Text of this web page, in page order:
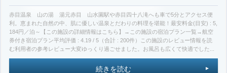
赤目温泉 山の湯 湯元赤目 山水園駅や赤目四十八滝へも車で5分とアクセス便
利。恵まれた自然の中、肌に優しい温泉とだわりの料理を堪能！最安料金(目安) : 5,
184円／泊～【この施設の詳細情報はこちら】→この施設の宿泊プラン一覧→航空
券付き宿泊プラン平均評価 : 4.19 / 5（合計 : 200件）この施設のレビュー情報を読
む利用者の参考レビュー大変ゆっくり過ごせました。お風呂も広くて快適でした...
続きを読む